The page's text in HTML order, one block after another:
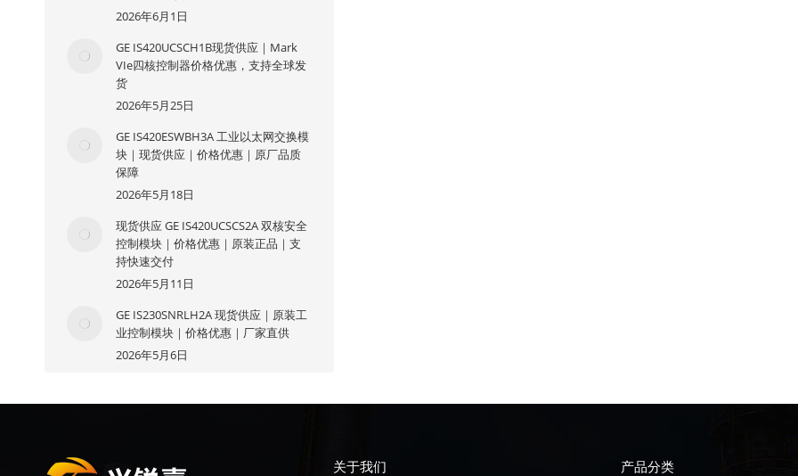
2026年6月1日
GE IS420UCSCH1B现货供应｜Mark
VIe四核控制器价格优惠，支持全球发
货
2026年5月25日
GE IS420ESWBH3A 工业以太网交换模
块｜现货供应｜价格优惠｜原厂品质
保障
2026年5月18日
现货供应 GE IS420UCSCS2A 双核安全
控制模块｜价格优惠｜原装正品｜支
持快速交付
2026年5月11日
GE IS230SNRLH2A 现货供应｜原装工
业控制模块｜价格优惠｜厂家直供
2026年5月6日
关于我们 产品分类